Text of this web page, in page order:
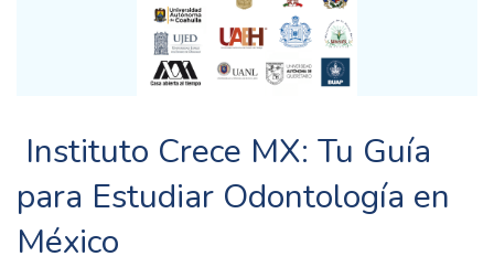
Instituto Crece MX: Tu Guía
para Estudiar Odontología en
México